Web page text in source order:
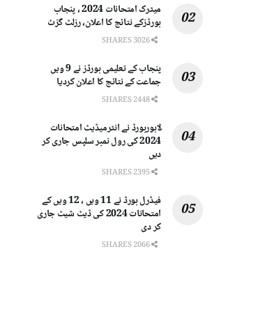
میٹرک امتحانات 2024 ، پنجاب
بورڈزکے نتائج کا اعلان، رزلٹ گزٹ
پنجاب کے تعلیمی بورڈز نے 9 ویں
جماعت کے نتائج کا اعلان کردیا
لاہوربورڈ نے انٹرمیڈیٹ امتحانات
2024 کی رول نمبر سلپس جاری کر
دیں
فیڈرل بورڈ نے 11 ویں ، 12 ویں کے
امتحانات 2024 کی ڈیٹ شیٹ جاری
کر دی